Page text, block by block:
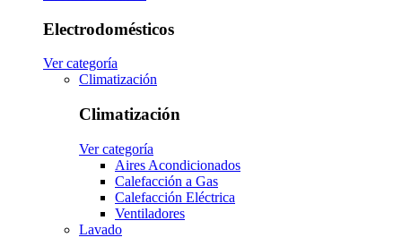
Electrodomésticos
Ver categoría
Climatización
Climatización
Ver categoría
Aires Acondicionados
Calefacción a Gas
Calefacción Eléctrica
Ventiladores
Lavado